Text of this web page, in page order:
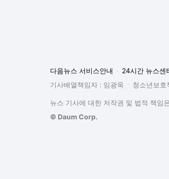
다음뉴스 서비스안내 24시간 뉴스센
기사배열책임자 : 임광욱
청소년보호
뉴스 기사에 대한 저작권 및 법적 책임
© Daum Corp.